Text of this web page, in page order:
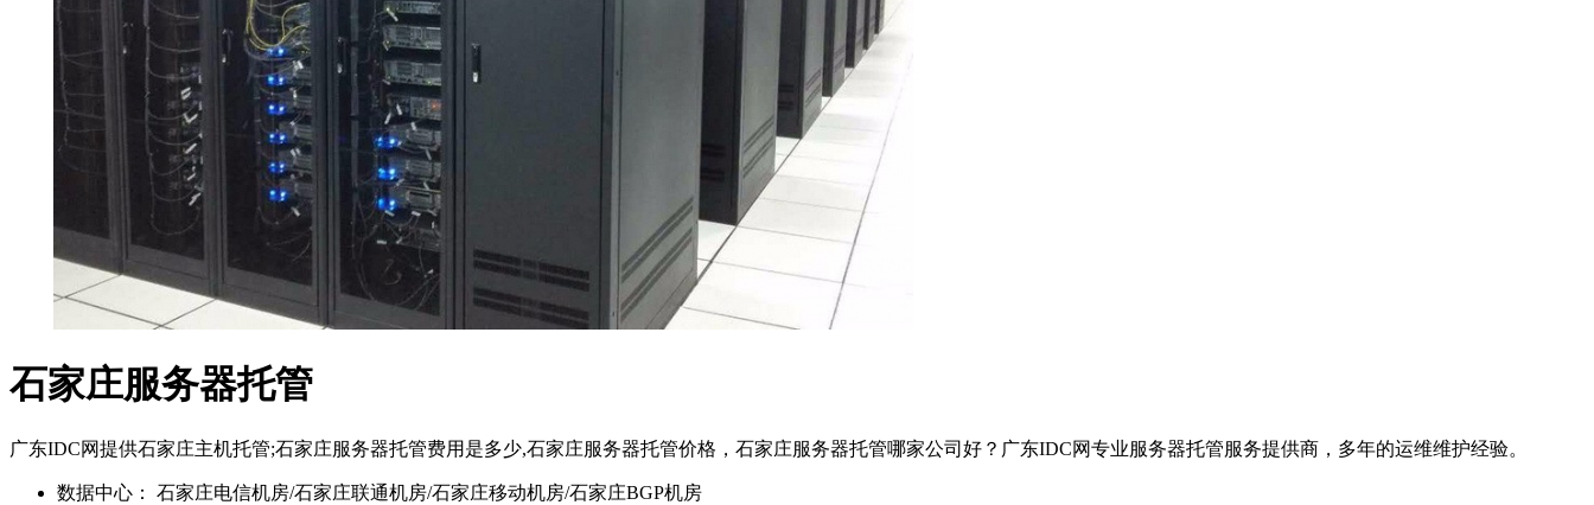
石家庄服务器托管
广东IDC网提供石家庄主机托管;石家庄服务器托管费用是多少,石家庄服务器托管价格，石家庄服务器托管哪家公司好？广东IDC网专业服务器托管服务提供商，多年的运维维护经验。
数据中心：
石家庄电信机房/石家庄联通机房/石家庄移动机房/石家庄BGP机房